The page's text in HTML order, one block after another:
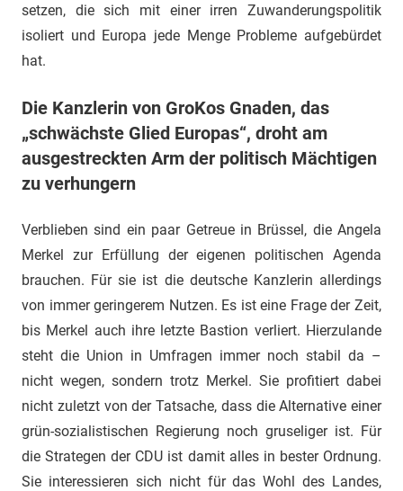
setzen, die sich mit einer irren Zuwanderungspolitik
isoliert und Europa jede Menge Probleme aufgebürdet
hat.
Die Kanzlerin von GroKos Gnaden, das
„schwächste Glied Europas“, droht am
ausgestreckten Arm der politisch Mächtigen
zu verhungern
Verblieben sind ein paar Getreue in Brüssel, die Angela
Merkel zur Erfüllung der eigenen politischen Agenda
brauchen. Für sie ist die deutsche Kanzlerin allerdings
von immer geringerem Nutzen. Es ist eine Frage der Zeit,
bis Merkel auch ihre letzte Bastion verliert. Hierzulande
steht die Union in Umfragen immer noch stabil da –
nicht wegen, sondern trotz Merkel. Sie profitiert dabei
nicht zuletzt von der Tatsache, dass die Alternative einer
grün-sozialistischen Regierung noch gruseliger ist. Für
die Strategen der CDU ist damit alles in bester Ordnung.
Sie interessieren sich nicht für das Wohl des Landes,